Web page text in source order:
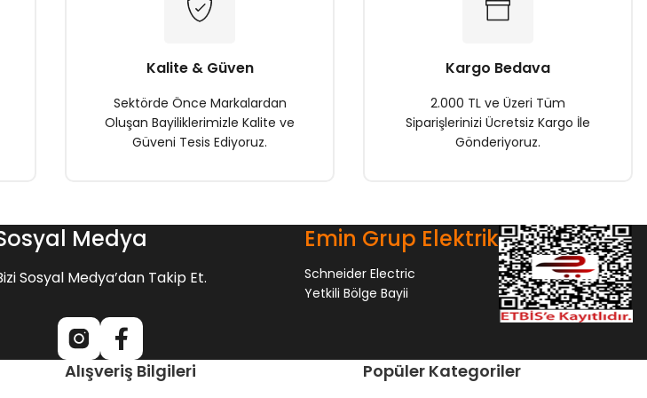
Kalite & Güven
Sektörde Önce Markalardan
Oluşan Bayiliklerimizle Kalite ve
Güveni Tesis Ediyoruz.
Kargo Bedava
2.000 TL ve Üzeri Tüm
Siparişlerinizi Ücretsiz Kargo İle
Gönderiyoruz.
Medya
Sosyal Medya’dan Takip Et.
Emin Grup Elektrik
Schneider Electric
Yetkili Bölge Bayii
Alışveriş Bilgileri Popüler Kategoriler